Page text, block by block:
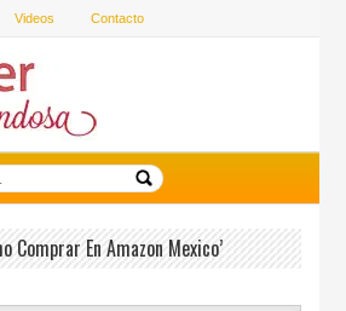
Videos Contacto
Comprar En Amazon Mexico’